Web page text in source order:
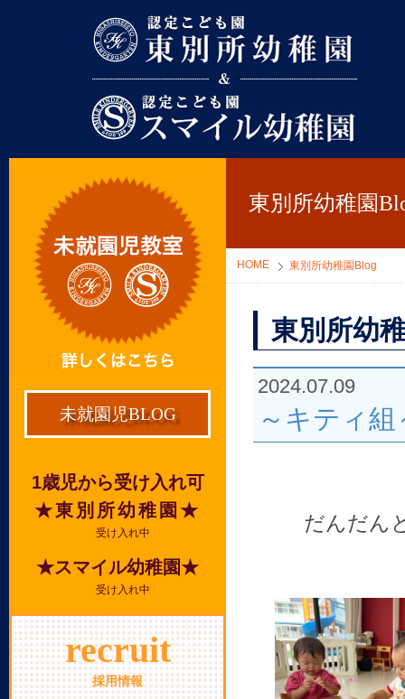
東別所幼稚園
HOME 東別所幼稚園Blog
東別所幼
2024.07.09
～キティ組
だんだん
未就園児BLOG
1歳児から受け入れ可
★東別所幼稚園★
受け入れ中
★スマイル幼稚園★
受け入れ中
recruit
採用情報